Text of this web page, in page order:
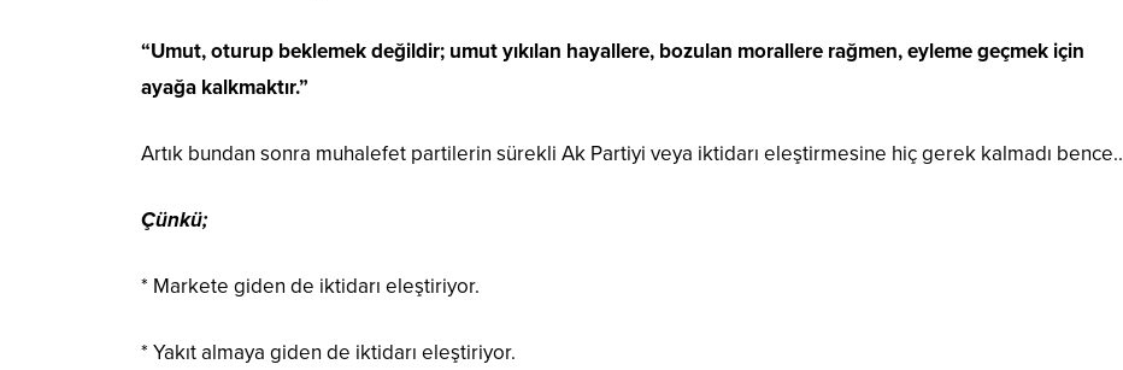
“Umut, oturup beklemek değildir; umut yıkılan hayallere, bozulan morallere rağmen, eyleme geçmek için
ayağa kalkmaktır.”
Artık bundan sonra muhalefet partilerin sürekli Ak Partiyi veya iktidarı eleştirmesine hiç gerek kalmadı bence..
Çünkü;
* Markete giden de iktidarı eleştiriyor.
* Yakıt almaya giden de iktidarı eleştiriyor.